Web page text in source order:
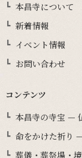
本昌寺について
新着情報
イベント情報
お問い合わせ
コンテンツ
本昌寺の寺宝 —
命をかけた祈り
葬儀・葬祭場・